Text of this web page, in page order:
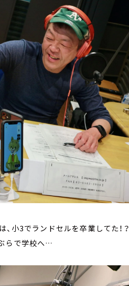
小3でランドセルを卒業してた！？
らで学校へ…